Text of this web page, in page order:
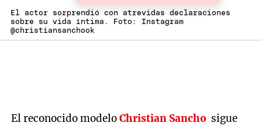
El actor sorprendió con atrevidas declaraciones
sobre su vida íntima. Foto: Instagram
@christiansanchook
El reconocido modeloChristian Sancho sigue